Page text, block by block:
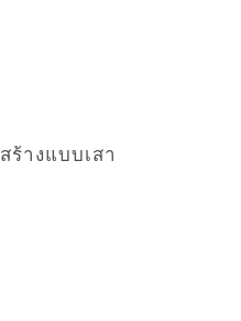
ร้างแบบเสา